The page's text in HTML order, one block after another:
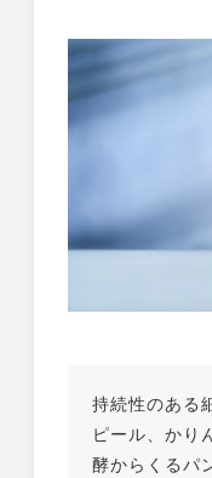
持続性のある
ピール、かり
酵からくるパ